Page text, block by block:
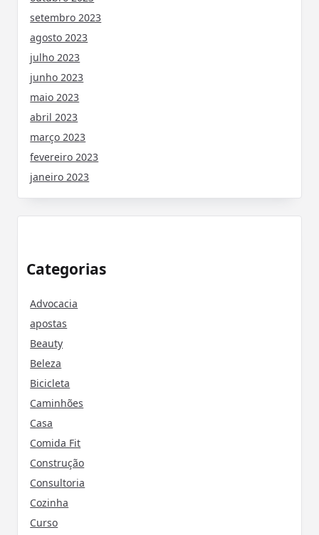
setembro 2023
agosto 2023
julho 2023
junho 2023
maio 2023
abril 2023
março 2023
fevereiro 2023
janeiro 2023
Categorias
Advocacia
apostas
Beauty
Beleza
Bicicleta
Caminhões
Casa
Comida Fit
Construção
Consultoria
Cozinha
Curso